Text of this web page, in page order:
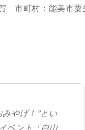
市町村：能美市粟
みやげ！”とい
ベント「白山